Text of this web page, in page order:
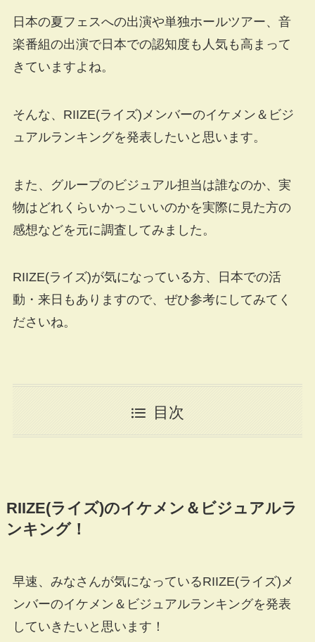
日本の夏フェスへの出演や単独ホールツアー、音
楽番組の出演で日本での認知度も人気も高まって
きていますよね。
そんな、RIIZE(ライズ)メンバーのイケメン＆ビジ
ュアルランキングを発表したいと思います。
また、グループのビジュアル担当は誰なのか、実
物はどれくらいかっこいいのかを実際に見た方の
感想などを元に調査してみました。
RIIZE(ライズ)が気になっている方、日本での活
動・来日もありますので、ぜひ参考にしてみてく
ださいね。
目次
RIIZE(ライズ)のイケメン＆ビジュアルラ
ンキング！
早速、みなさんが気になっているRIIZE(ライズ)メ
ンバーのイケメン＆ビジュアルランキングを発表
していきたいと思います！